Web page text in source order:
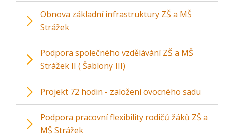
Obnova základní infrastruktury ZŠ a MŠ
Strážek
Podpora společného vzdělávání ZŠ a MŠ
Strážek II ( Šablony III)
Projekt 72 hodin - založení ovocného sadu
Podpora pracovní flexibility rodičů žáků ZŠ a
MŠ Strážek